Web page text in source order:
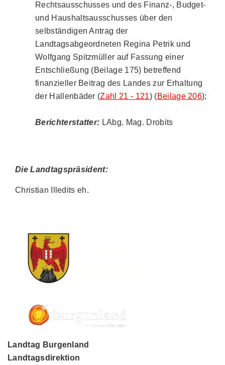
Rechtsausschusses und des Finanz-, Budget-
und Haushaltsausschusses über den
selbständigen Antrag der
Landtagsabgeordneten Regina Petrik und
Wolfgang Spitzmüller auf Fassung einer
Entschließung (Beilage 175) betreffend
finanzieller Beitrag des Landes zur Erhaltung
der Hallenbäder (Zahl 21 - 121) (Beilage 206);
Berichterstatter: LAbg. Mag. Drobits
Die Landtagspräsident:
Christian Illedits eh.
Landtag Burgenland
Landtagsdirektion